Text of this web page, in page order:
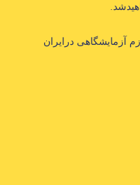
آزمایشگاهی درایران